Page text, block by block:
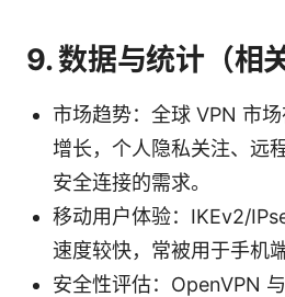
9. 数据与统计（相
市场趋势：全球 VPN 市
增长，个人隐私关注、远
安全连接的需求。
移动用户体验：IKEv2/
速度较快，常被用于手机
安全性评估：OpenVPN